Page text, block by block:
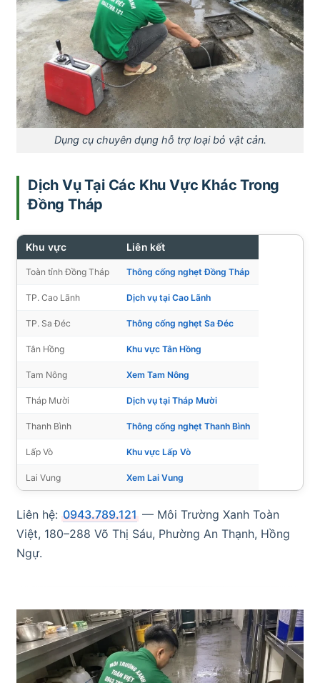
Dụng cụ chuyên dụng hỗ trợ loại bỏ vật cản.
Dịch Vụ Tại Các Khu Vực Khác Trong
Đồng Tháp
Khu vực Liên kết
Toàn tỉnh Đồng Tháp Thông cống nghẹt Đồng Tháp
TP. Cao Lãnh Dịch vụ tại Cao Lãnh
TP. Sa Đéc Thông cống nghẹt Sa Đéc
Tân Hồng Khu vực Tân Hồng
Tam Nông Xem Tam Nông
Tháp Mười Dịch vụ tại Tháp Mười
Thanh Bình Thông cống nghẹt Thanh Bình
Lấp Vò Khu vực Lấp Vò
Lai Vung Xem Lai Vung
Liên hệ: 0943.789.121 — Môi Trường Xanh Toàn
Việt, 180–288 Võ Thị Sáu, Phường An Thạnh, Hồng
Ngự.